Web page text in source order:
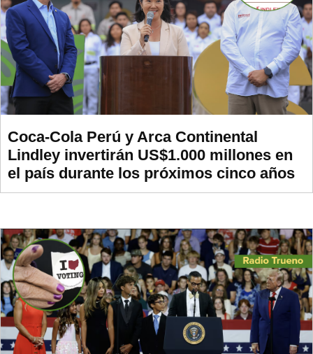
Coca-Cola Perú y Arca Continental
Lindley invertirán US$1.000 millones en
el país durante los próximos cinco años